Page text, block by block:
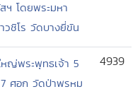
ฯ โดยพระมหา
โร วัดบางยี่ขัน
ญ่พระพุทธเจ้า 5
ศอก วัดป่าพรหม
4939